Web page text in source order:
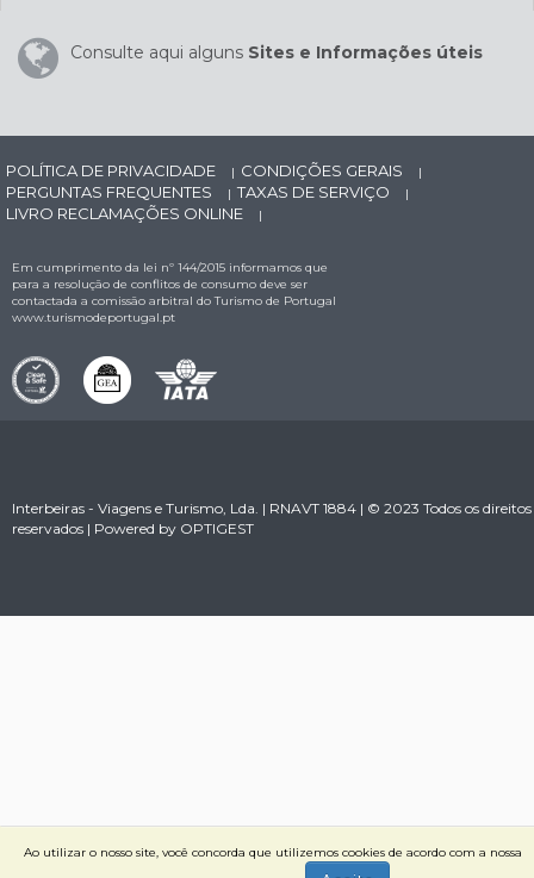
Consulte aqui alguns Sites e Informações úteis
POLÍTICA DE PRIVACIDADE | CONDIÇÕES GERAIS |
PERGUNTAS FREQUENTES | TAXAS DE SERVIÇO |
LIVRO RECLAMAÇÕES ONLINE |
Em cumprimento da lei nº 144/2015 informamos que
para a resolução de conflitos de consumo deve ser
contactada a comissão arbitral do Turismo de Portugal
www.turismodeportugal.pt
Interbeiras - Viagens e Turismo, Lda. | RNAVT 1884 | © 2023 Todos os direitos
reservados | Powered by OPTIGEST
Ao utilizar o nosso site, você concorda que utilizemos cookies de acordo com a nossa